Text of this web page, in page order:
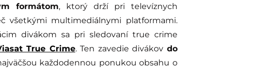
formátom, ktorý drží pri televíznych
všetkými multimediálnymi platformami.
divákom sa pri sledovaní true crime
True Crime. Ten zavedie divákov do
každodennou ponukou obsahu o